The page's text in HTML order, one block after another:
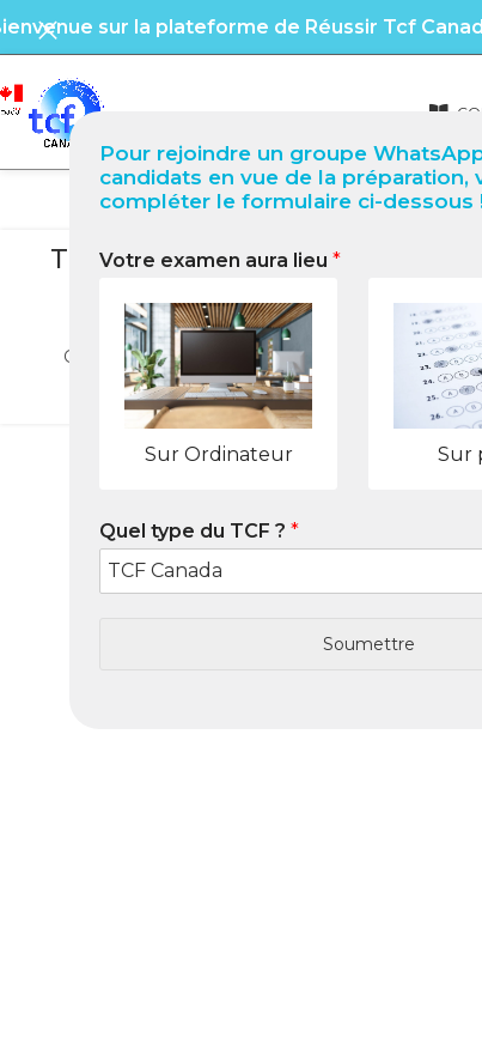
Pour rejoindre un groupe
candidats en vue de la préparation,
compléter le formulaire ci-dessous
Votre examen aura lieu *
Sur Ordinateur Sur
Quel type du TCF ? *
Soumettre
sur la plateforme de Réussir Tcf
TCF Canada à Shelburne
Guide complet pour passer et réussir le TCF